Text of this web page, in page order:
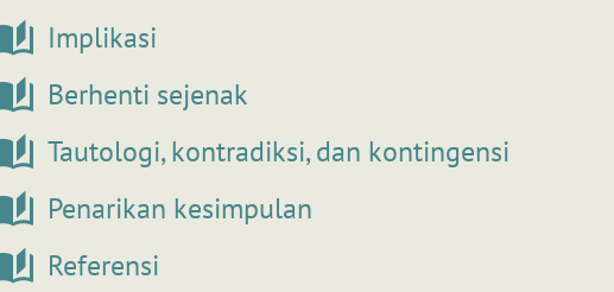
Implikasi
Berhenti sejenak
Tautologi, kontradiksi, dan kontingensi
Penarikan kesimpulan
Referensi